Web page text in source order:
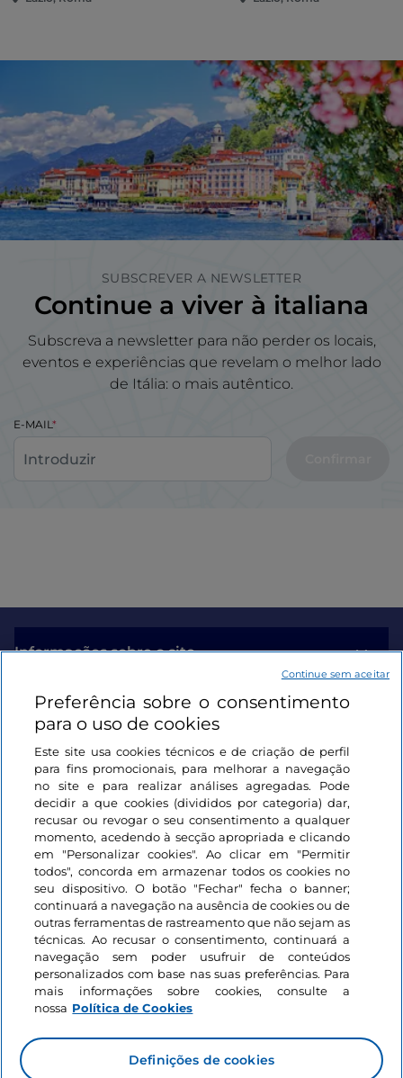
SUBSCREVER A NEWSLETTER
Continue a viver à italiana
Subscreva a newsletter para não perder os locais,
eventos e experiências que revelam o melhor lado
de Itália: o mais autêntico.
E-MAIL
Informações sobre o site
Ligações úteis
Iniciar sessão
Mantenha-se em contacto
Preferência sobre o consentimento
para o uso de cookies
Este site usa cookies técnicos e de criação de perfil
para fins promocionais, para melhorar a navegação
no site e para realizar análises agregadas. Pode
decidir a que cookies (divididos por categoria) dar,
recusar ou revogar o seu consentimento a qualquer
momento, acedendo à secção apropriada e clicando
em "Personalizar cookies". Ao clicar em "Permitir
todos", concorda em armazenar todos os cookies no
seu dispositivo. O botão "Fechar" fecha o banner;
continuará a navegação na ausência de cookies ou de
outras ferramentas de rastreamento que não sejam as
técnicas. Ao recusar o consentimento, continuará a
navegação sem poder usufruir de conteúdos
personalizados com base nas suas preferências. Para
mais informações sobre cookies, consulte a
nossa Política de Cookies
Definições de cookies
Continue sem aceitar